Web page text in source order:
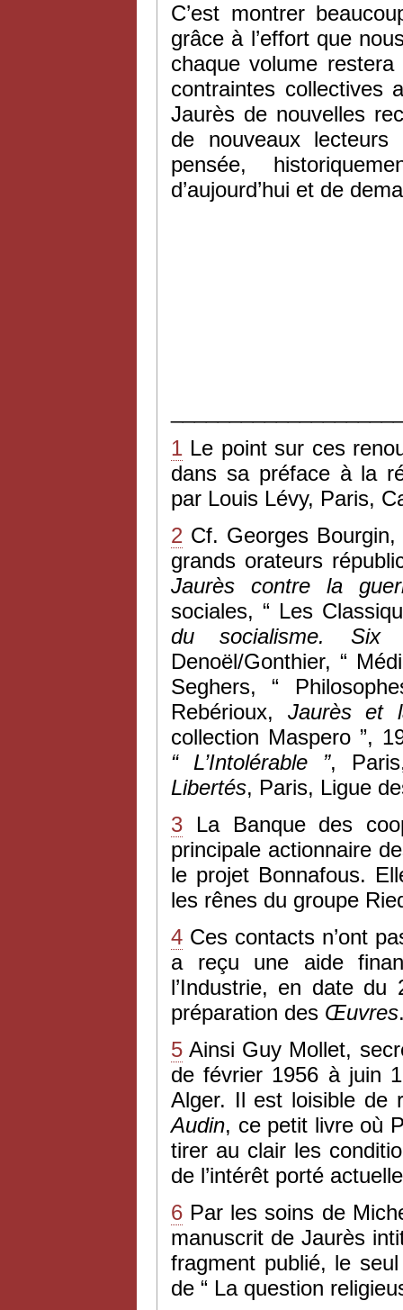
C’est montrer
grâce à l’effort que
chaque volume
contraintes collectives
Jaurès de nouvelles
de nouveaux
pensée,
d’aujourd’hui et de
1 Le point sur ces
dans sa préface à la
par Louis Lévy, Paris,
2 Cf. Georges
grands orateurs
Jaurès contre la
sociales, “ Les
du socialisme. Six
Denoël/Gonthier, “
Seghers, “
Rebérioux, Jaurès et
collection Maspero ”,
“ L’Intolérable
”,
Libertés, Paris, Ligue
3 La Banque des
principale actionnaire
le projet Bonnafous.
les rênes du groupe
4 Ces contacts n’ont
a reçu une aide
l’Industrie, en date
préparation des Œuvres
5 Ainsi Guy Mollet,
de février 1956 à juin
Alger. Il est loisible de
Audin, ce petit livre où
tirer au clair les
de l’intérêt porté
6 Par les soins de
manuscrit de Jaurès
fragment publié, le
de “ La question